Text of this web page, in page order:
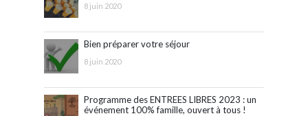
8 juin 2020
Bien préparer votre séjour
8 juin 2020
Programme des ENTREES LIBRES 2023 : un
événement 100% famille, ouvert à tous !